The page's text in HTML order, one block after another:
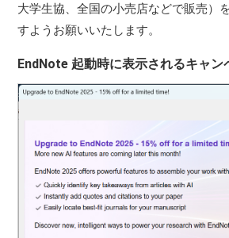
大学生協、全国の小売店などで販売）
すようお願いいたします。
EndNote 起動時に表示されるキャン